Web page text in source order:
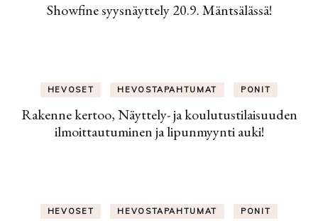
Showfine syysnäyttely 20.9. Mäntsälässä!
HEVOSET HEVOSTAPAHTUMAT PONIT
Rakenne kertoo, Näyttely- ja koulutustilaisuuden
ilmoittautuminen ja lipunmyynti auki!
HEVOSET HEVOSTAPAHTUMAT PONIT